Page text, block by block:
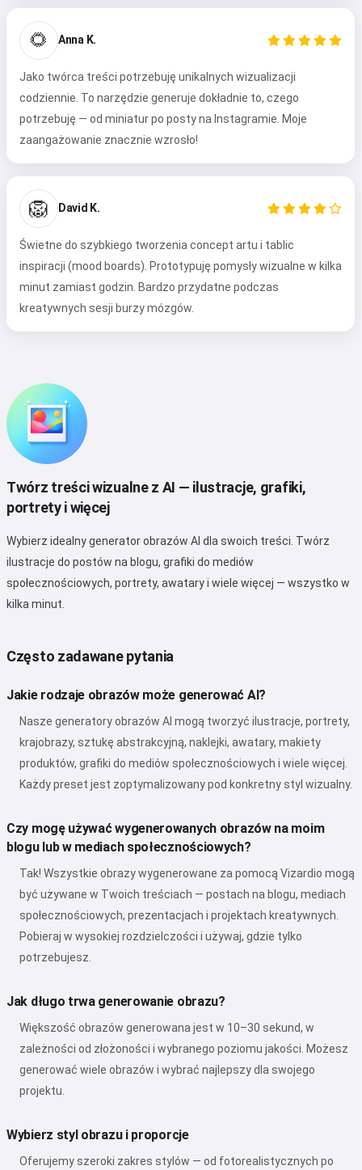
🌻 Anna K.
Jako twórca treści potrzebuję unikalnych wizualizacji
codziennie. To narzędzie generuje dokładnie to, czego
potrzebuję — od miniatur po posty na Instagramie. Moje
zaangażowanie znacznie wzrosło!
🦁 David K.
Świetne do szybkiego tworzenia concept artu i tablic
inspiracji (mood boards). Prototypuję pomysły wizualne w kilka
minut zamiast godzin. Bardzo przydatne podczas
kreatywnych sesji burzy mózgów.
Twórz treści wizualne z AI — ilustracje, grafiki,
portrety i więcej
Wybierz idealny generator obrazów AI dla swoich treści. Twórz
ilustracje do postów na blogu, grafiki do mediów
społecznościowych, portrety, awatary i wiele więcej — wszystko w
kilka minut.
Często zadawane pytania
Jakie rodzaje obrazów może generować AI?
Nasze generatory obrazów AI mogą tworzyć ilustracje, portrety,
krajobrazy, sztukę abstrakcyjną, naklejki, awatary, makiety
produktów, grafiki do mediów społecznościowych i wiele więcej.
Każdy preset jest zoptymalizowany pod konkretny styl wizualny.
Czy mogę używać wygenerowanych obrazów na moim
blogu lub w mediach społecznościowych?
Tak! Wszystkie obrazy wygenerowane za pomocą Vizardio mogą
być używane w Twoich treściach — postach na blogu, mediach
społecznościowych, prezentacjach i projektach kreatywnych.
Pobieraj w wysokiej rozdzielczości i używaj, gdzie tylko
potrzebujesz.
Jak długo trwa generowanie obrazu?
Większość obrazów generowana jest w 10–30 sekund, w
zależności od złożoności i wybranego poziomu jakości. Możesz
generować wiele obrazów i wybrać najlepszy dla swojego
projektu.
Wybierz styl obrazu i proporcje
Oferujemy szeroki zakres stylów — od fotorealistycznych po